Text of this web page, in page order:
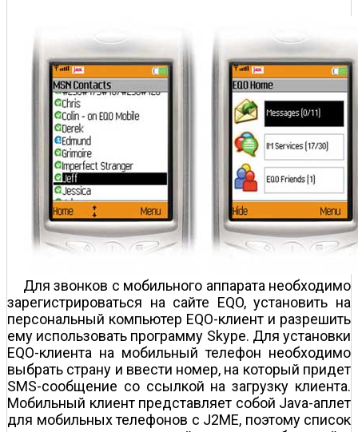
Для звонков с мобильного аппарата необходимо
зарегистрироваться на сайте EQO, установить на
персональный компьютер EQO-клиент и разрешить
ему использовать программу Skype. Для установки
EQO-клиента на мобильный телефон необходимо
выбрать страну и ввести номер, на который придет
SMS-сообщение со ссылкой на загрузку клиента.
Мобильный клиент представляет собой Java-аплет
для мобильных телефонов с J2ME, поэтому список